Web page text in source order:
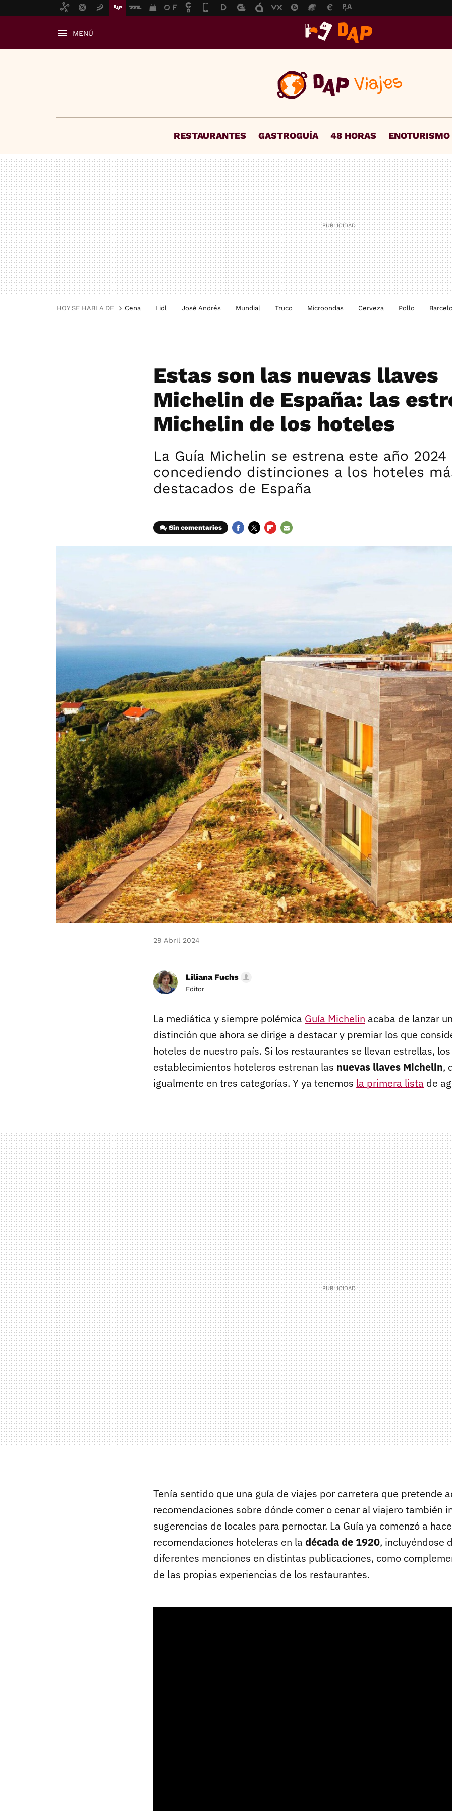
MENÚ
RESTAURANTES GASTROGUÍA 48 HORAS ENOTURISMO
HOY SE HABLA DE Cena Lidl José Andrés Mundial Truco Microondas Cerveza Pollo
Estas son las nuevas llaves
Michelin de España: las
Michelin de los hoteles
La Guía Michelin se estrena este año 2024
concediendo distinciones a los hoteles
destacados de España
Sin comentarios
29 Abril 2024
Liliana Fuchs
Editor
La mediática y siempre polémica Guía Michelin acaba de lanzar
distinción que ahora se dirige a destacar y premiar los que
hoteles de nuestro país. Si los restaurantes se llevan estrellas, los
establecimientos hoteleros estrenan las nuevas llaves Michelin,
igualmente en tres categorías. Y ya tenemos la primera lista de
Tenía sentido que una guía de viajes por carretera que pretende
recomendaciones sobre dónde comer o cenar al viajero también
sugerencias de locales para pernoctar. La Guía ya comenzó a
recomendaciones hoteleras en la década de 1920, incluyéndose
diferentes menciones en distintas publicaciones, como
de las propias experiencias de los restaurantes.